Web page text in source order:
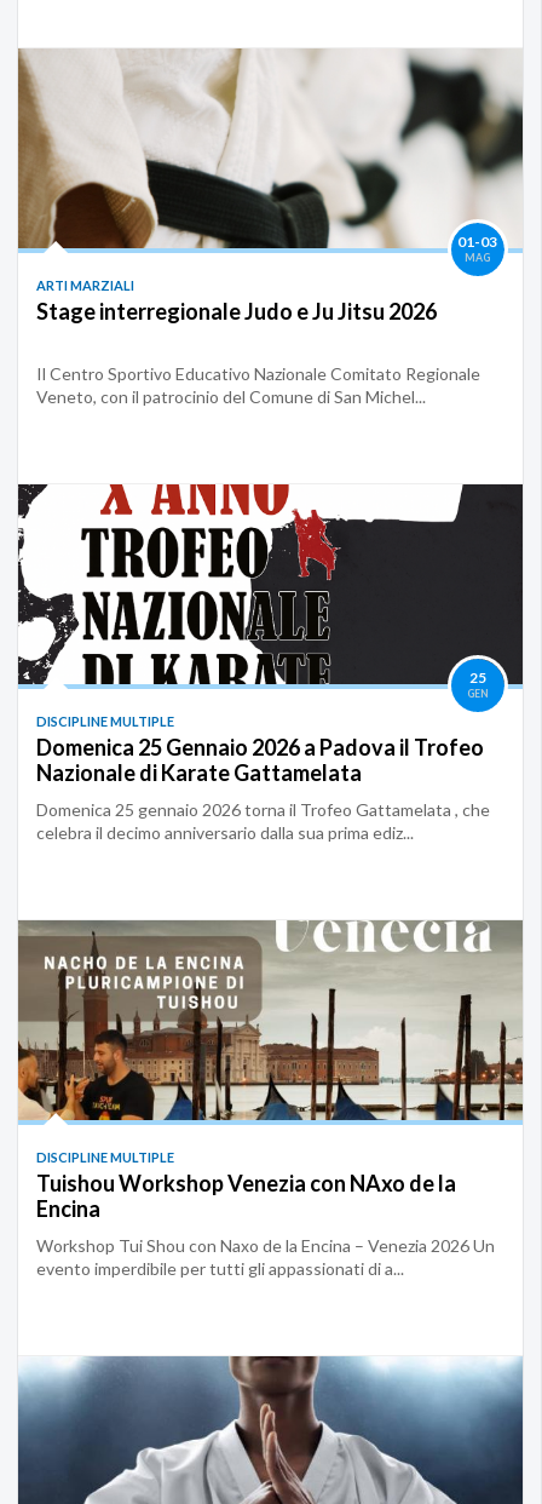
01-03
MAG
ARTI MARZIALI
Stage interregionale Judo e Ju Jitsu 2026
Il Centro Sportivo Educativo Nazionale Comitato Regionale
Veneto, con il patrocinio del Comune di San Michel...
25
GEN
DISCIPLINE MULTIPLE
Domenica 25 Gennaio 2026 a Padova il Trofeo
Nazionale di Karate Gattamelata
Domenica 25 gennaio 2026 torna il Trofeo Gattamelata , che
celebra il decimo anniversario dalla sua prima ediz...
DISCIPLINE MULTIPLE
Tuishou Workshop Venezia con NAxo de la
Encina
Workshop Tui Shou con Naxo de la Encina – Venezia 2026 Un
evento imperdibile per tutti gli appassionati di a...